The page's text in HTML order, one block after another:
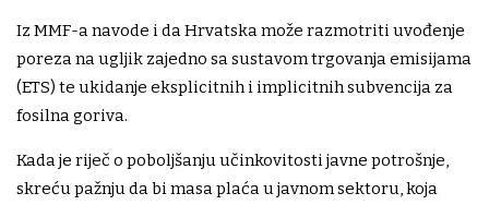
Iz MMF-a navode i da Hrvatska može razmotriti uvođenje
poreza na ugljik zajedno sa sustavom trgovanja emisijama
(ETS) te ukidanje eksplicitnih i implicitnih subvencija za
fosilna goriva.
Kada je riječ o poboljšanju učinkovitosti javne potrošnje,
skreću pažnju da bi masa plaća u javnom sektoru, koja